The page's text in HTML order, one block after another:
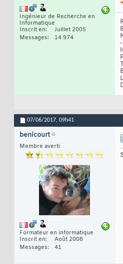
Ingénieur de Recherche en
Informatique
Inscrit en
Juillet 2005
Messages
14 974
07/06/2017, 09h41
benicourt
Membre averti
Formateur en informatique
Inscrit en
Août 2008
Messages
41